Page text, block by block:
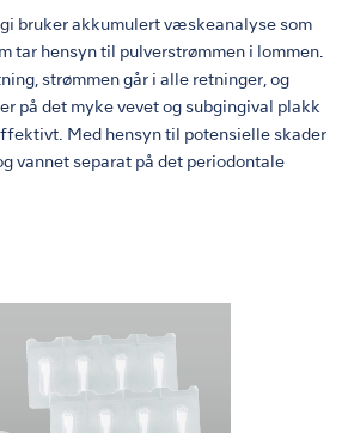
bruker akkumulert væskeanalyse som
tar hensyn til pulverstrømmen i lommen.
strømmen går i alle retninger, og
på det myke vevet og subgingival plakk
Med hensyn til potensielle skader
vannet separat på det periodontale